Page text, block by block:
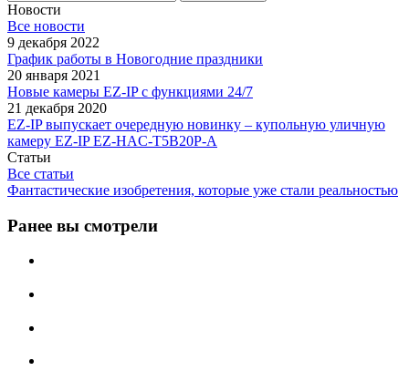
Новости
Все новости
9 декабря 2022
График работы в Новогодние праздники
20 января 2021
Новые камеры EZ-IP с функциями 24/7
21 декабря 2020
EZ-IP выпускает очередную новинку – купольную уличную
камеру EZ-IP EZ-HAC-T5B20P-A
Статьи
Все статьи
Фантастические изобретения, которые уже стали реальностью
Ранее вы смотрели